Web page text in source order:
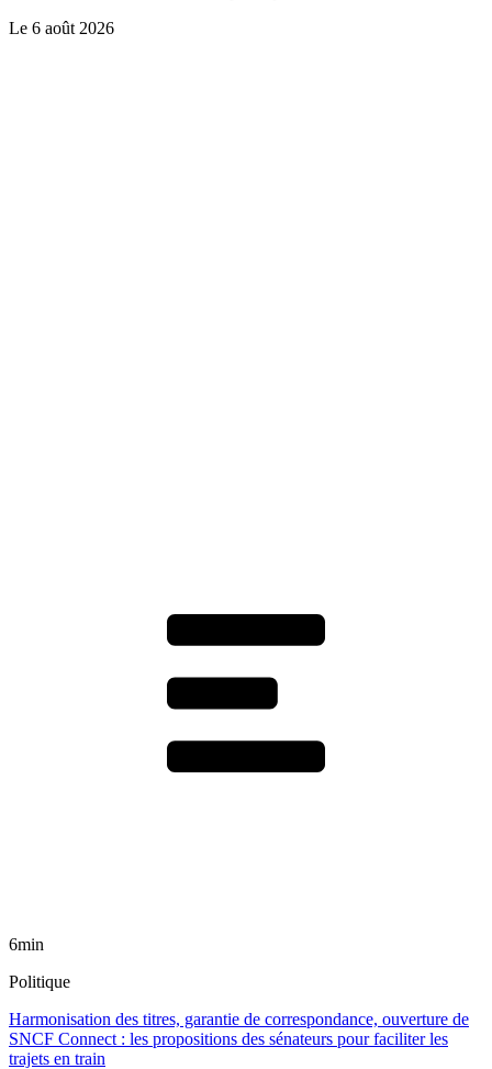
Le 6 août 2026
6min
Politique
Harmonisation des titres, garantie de correspondance, ouverture de
SNCF Connect : les propositions des sénateurs pour faciliter les
trajets en train